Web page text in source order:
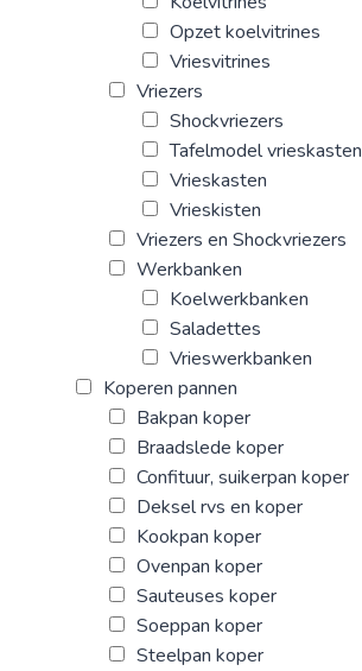
Opzet koelvitrines
Vriesvitrines
Vriezers
Shockvriezers
Tafelmodel vrieskasten
Vrieskasten
Vrieskisten
Vriezers en Shockvriezers
Werkbanken
Koelwerkbanken
Saladettes
Vrieswerkbanken
Koperen pannen
Bakpan koper
Braadslede koper
Confituur, suikerpan koper
Deksel rvs en koper
Kookpan koper
Ovenpan koper
Sauteuses koper
Soeppan koper
Steelpan koper